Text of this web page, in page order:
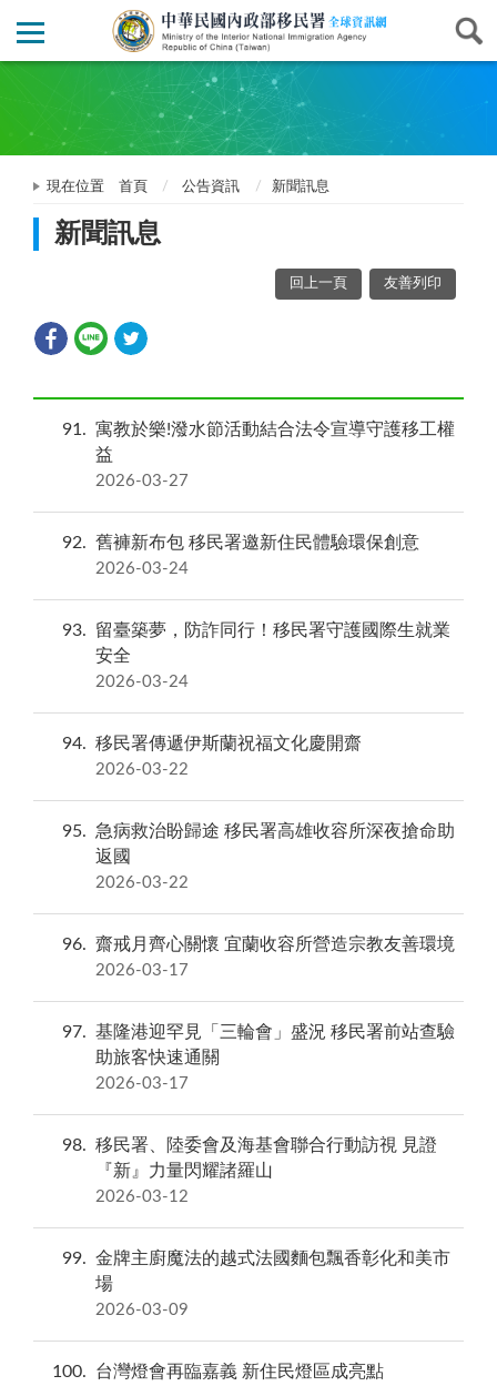
現在位置 首頁 公告資訊 新聞訊息
新聞訊息
回上一頁 友善列印
91
寓教於樂!潑水節活動結合法令宣導守護移工權
益
2026-03-27
92 舊褲新布包 移民署邀新住民體驗環保創意
2026-03-24
93
留臺築夢，防詐同行！移民署守護國際生就業
安全
2026-03-24
94 移民署傳遞伊斯蘭祝福文化慶開齋
2026-03-22
95
急病救治盼歸途 移民署高雄收容所深夜搶命助
返國
2026-03-22
96 齋戒月齊心關懷 宜蘭收容所營造宗教友善環境
2026-03-17
97
基隆港迎罕見「三輪會」盛況 移民署前站查驗
助旅客快速通關
2026-03-17
98
移民署、陸委會及海基會聯合行動訪視 見證
『新』力量閃耀諸羅山
2026-03-12
99
金牌主廚魔法的越式法國麵包飄香彰化和美市
場
2026-03-09
100 台灣燈會再臨嘉義 新住民燈區成亮點